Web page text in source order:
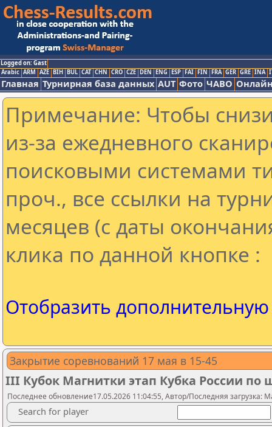
Logged on: Gast
Arabic ARM AZE BIH BUL CAT CHN CRO CZE DEN ENG ESP FAI FIN FRA GER GRE INA
Главная Турнирная база данных AUT Фото ЧАВО
Примечание: Чтобы
из-за ежедневного
поисковыми системами
проч., все ссылки на
месяцев (с даты
клика по данной кнопке :
Отобразить
Закрытие соревнований 17 мая в 15-45
III Кубок Магнитки этап Кубка России по
Последнее обновление17.05.2026 11:04:55, Автор/Последняя загрузка:
Search for player